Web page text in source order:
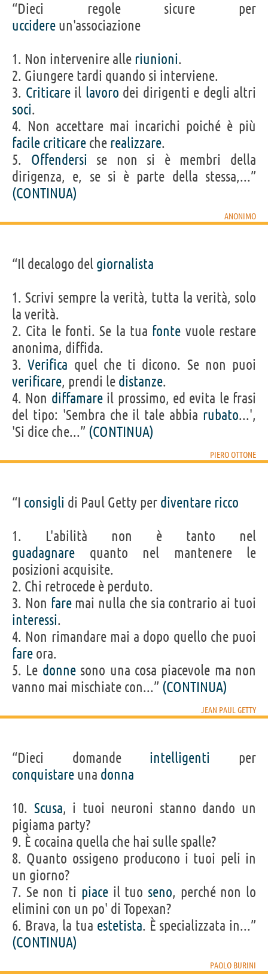
“Dieci regole sicure per
uccidere un'associazione
1. Non intervenire alle riunioni.
2. Giungere tardi quando si interviene.
3. Criticareil lavoro dei dirigenti e degli altri
soci.
4. Non accettare mai incarichi poiché è più
facile criticare che realizzare.
5. Offendersi se non si è membri della
dirigenza, e, se si è parte della stessa,...”
(CONTINUA)
ANONIMO
“Il decalogo del giornalista
1. Scrivi sempre la verità, tutta la verità, solo
la verità.
2. Cita le fonti. Se la tua fonte vuole restare
anonima, diffida.
3.Verifica quel che ti dicono. Se non puoi
verificare, prendi le distanze.
4. Non diffamareil prossimo, ed evita le frasi
del tipo: 'Sembra che il tale abbia rubato...',
'Si dice che...” (CONTINUA)
PIERO OTTONE
“I consigli di Paul Getty per diventare ricco
1. L'abilità non è tanto nel
guadagnare quanto nel mantenere le
posizioni acquisite.
2. Chi retrocede è perduto.
3. Non faremai nulla che sia contrario ai tuoi
interessi.
4. Non rimandare mai a dopo quello che puoi
fare ora.
5. Le donnesono una cosa piacevole ma non
vanno mai mischiate con...” (CONTINUA)
JEAN PAUL GETTY
“Dieci domande intelligenti per
conquistare una donna
10. Scusa, i tuoi neuroni stanno dando un
pigiama party?
9. È cocaina quella che hai sulle spalle?
8. Quanto ossigeno producono i tuoi peli in
un giorno?
7. Se non ti piaceil tuo seno, perché non lo
elimini con un po' di Topexan?
6. Brava, la tua estetista. È specializzata in...”
(CONTINUA)
PAOLO BURINI